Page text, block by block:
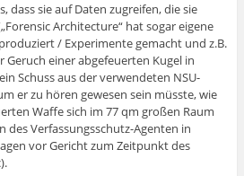
dass sie auf Daten zugreifen, die sie
Architecture“ hat sogar eigene
/ Experimente gemacht und z.B.
Geruch einer abgefeuerten Kugel in
Schuss aus der verwendeten NSU-
er zu hören gewesen sein müsste, wie
Waffe sich im 77 qm großen Raum
des Verfassungsschutz-Agenten in
vor Gericht zum Zeitpunkt des